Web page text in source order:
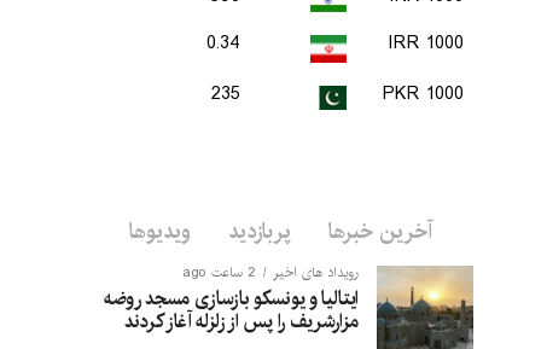
1000 IRR
0.34
1000 PKR
235
آخرین خبرها پربازدید ویدیوها
رویداد های اخیر 2 ساعت ago
ایتالیا و یونسکو بازسازی مسجد روضه
مزارشریف را پس از زلزله آغاز کردند